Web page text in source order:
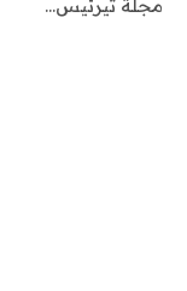
مجلة تيرئيس…